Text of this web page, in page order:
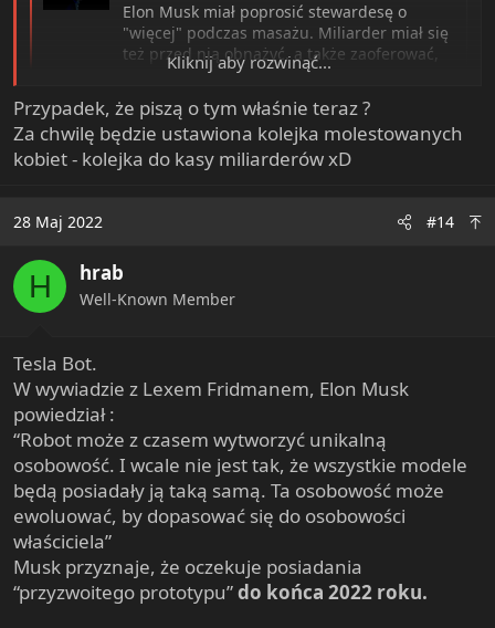
Elon Musk miał poprosić stewardesę o
"więcej" podczas masażu. Miliarder miał się
też przed nią obnażyć, a także zaoferować,
że kupi jej konia. Kiedy kobieta zgłosiła
incydent, firma Muska wypłaciła...
businessinsider.com.pl
Kliknij aby rozwinąć...
Przypadek, że piszą o tym właśnie teraz ?
Za chwilę będzie ustawiona kolejka molestowanych
kobiet - kolejka do kasy miliarderów xD
28 Maj 2022 #14
H hrab
Well-Known Member
Tesla Bot.
W wywiadzie z Lexem Fridmanem, Elon Musk
powiedział :
“Robot może z czasem wytworzyć unikalną
osobowość. I wcale nie jest tak, że wszystkie modele
będą posiadały ją taką samą. Ta osobowość może
ewoluować, by dopasować się do osobowości
właściciela”
Musk przyznaje, że oczekuje posiadania
“przyzwoitego prototypu”do końca 2022 roku.